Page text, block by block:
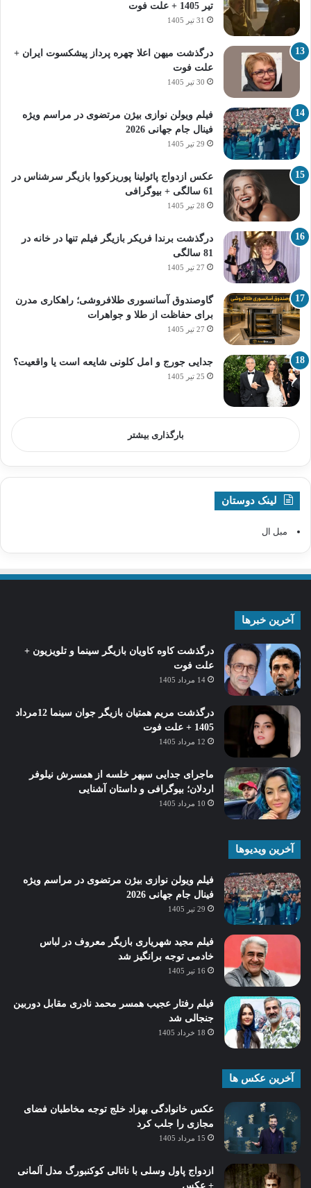
تیر 1405 + علت فوت
31 تیر 1405
درگذشت میهن اعلا چهره پرداز پیشکسوت ایران +
علت فوت
30 تیر 1405
فیلم ویولن نوازی بیژن مرتضوی در مراسم ویژه
فینال جام جهانی 2026
29 تیر 1405
عکس ازدواج پائولینا پوریزکووا بازیگر سرشناس در
61 سالگی + بیوگرافی
28 تیر 1405
درگذشت برندا فریکر بازیگر فیلم تنها در خانه در
81 سالگی
27 تیر 1405
گاوصندوق آسانسوری طلافروشی؛ راهکاری مدرن
برای حفاظت از طلا و جواهرات
27 تیر 1405
جدایی جورج و امل کلونی شایعه است یا واقعیت؟
25 تیر 1405
بارگذاری بیشتر
لینک دوستان
مبل ال
آخرین خبرها
درگذشت کاوه کاویان بازیگر سینما و تلویزیون +
علت فوت
14 مرداد 1405
درگذشت مریم همتیان بازیگر جوان سینما 12مرداد
1405 + علت فوت
12 مرداد 1405
ماجرای جدایی سپهر خلسه از همسرش نیلوفر
اردلان؛ بیوگرافی و داستان آشنایی
10 مرداد 1405
آخرین ویدیوها
فیلم ویولن نوازی بیژن مرتضوی در مراسم ویژه
فینال جام جهانی 2026
29 تیر 1405
فیلم مجید شهریاری بازیگر معروف در لباس
خادمی توجه برانگیز شد
16 تیر 1405
فیلم رفتار عجیب همسر محمد نادری مقابل دوربین
جنجالی شد
18 خرداد 1405
آخرین عکس ها
عکس خانوادگی بهزاد خلج توجه مخاطبان فضای
مجازی را جلب کرد
15 مرداد 1405
ازدواج پاول وسلی با ناتالی کوکنبورگ مدل آلمانی
+ عکس